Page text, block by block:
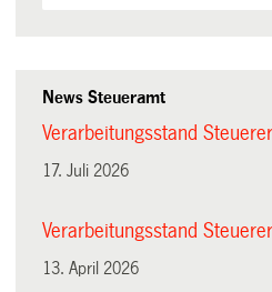
News Steueramt
Verarbeitungsstand
17. Juli 2026
Verarbeitungsstand
13. April 2026